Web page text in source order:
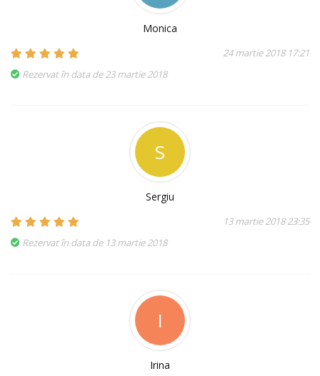
Monica
24 martie 2018 17:21
Rezervat în data de 23 martie 2018
S
Sergiu
13 martie 2018 23:35
Rezervat în data de 13 martie 2018
I
Irina